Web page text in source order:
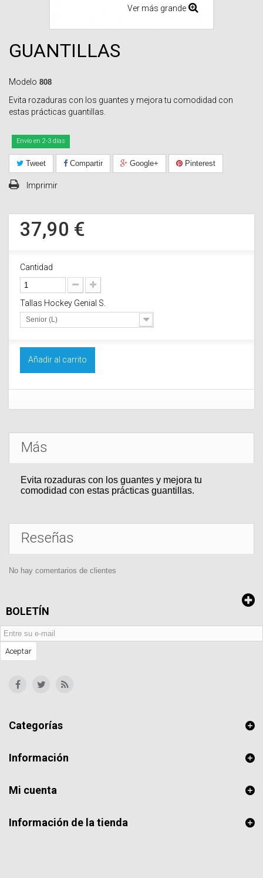
Ver más grande
GUANTILLAS
Modelo 808
Evita rozaduras con los guantes y mejora tu comodidad con
estas prácticas guantillas.
Envío en 2-3 días
Tweet Compartir Google+ Pinterest
Imprimir
37,90 €
Cantidad
Tallas Hockey Genial S.
Senior (L)
Añadir al carrito
Más
Evita rozaduras con los guantes y mejora tu
comodidad con estas prácticas guantillas.
Reseñas
No hay comentarios de clientes
BOLETÍN
Aceptar
Categorías
Información
Mi cuenta
Información de la tienda